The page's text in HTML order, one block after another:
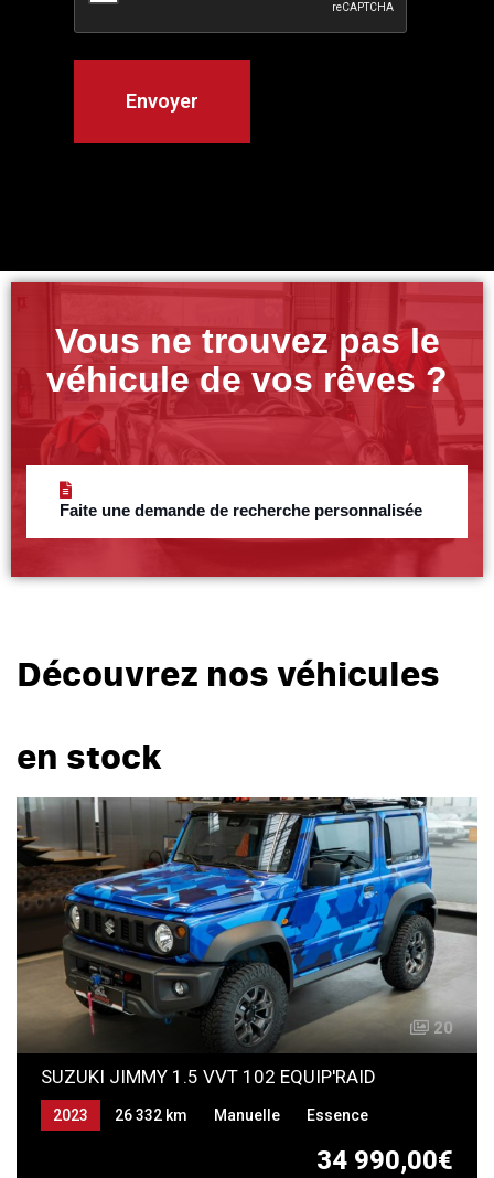
Vous ne trouvez pas le
véhicule de vos rêves ?
Faite une demande de recherche personnalisée
Découvrez nos véhicules
en stock
20
SUZUKI JIMMY 1.5 VVT 102 EQUIP'RAID
34 990,00€
2023 26 332 km Manuelle Essence